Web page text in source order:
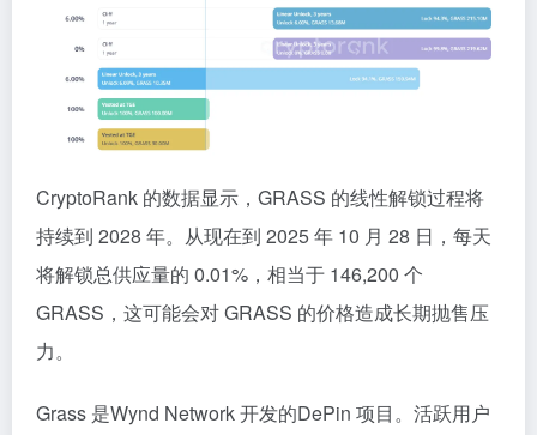
CryptoRank 的数据显示，GRASS 的线性解锁过程将
持续到 2028 年。从现在到 2025 年 10 月 28 日，每天
将解锁总供应量的 0.01%，相当于 146,200 个
GRASS，这可能会对 GRASS 的价格造成长期抛售压
力。
Grass 是Wynd Network 开发的DePin 项目。活跃用户